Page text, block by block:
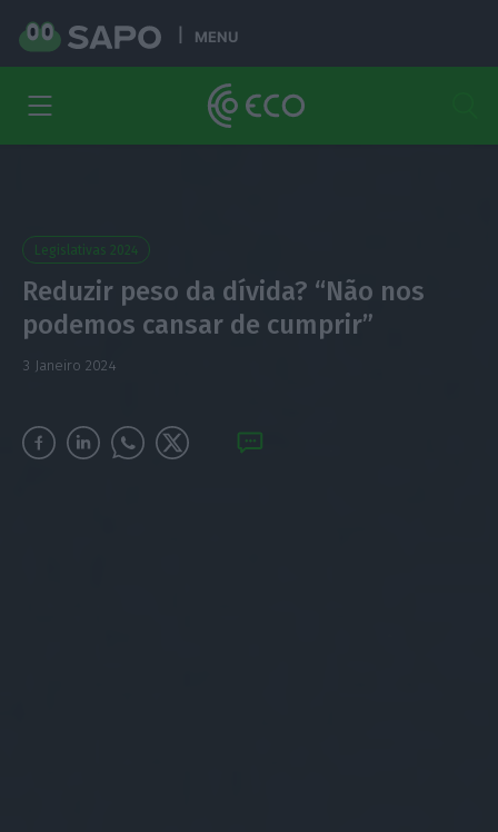
MENU
Legislativas 2024
Reduzir peso da dívida? “Não nos
podemos cansar de cumprir”
3 Janeiro 2024